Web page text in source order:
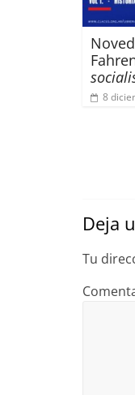
8
Deja
Tu